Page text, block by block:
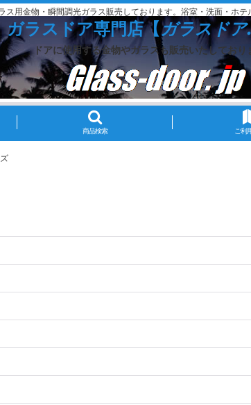
ス用金物・瞬間調光ガラス販売しております。浴室・洗面・ホ
ガラスドア専門店【ガラスドア
ドアに使用する金物やガラスも販売いたしており
商品検索 ご利